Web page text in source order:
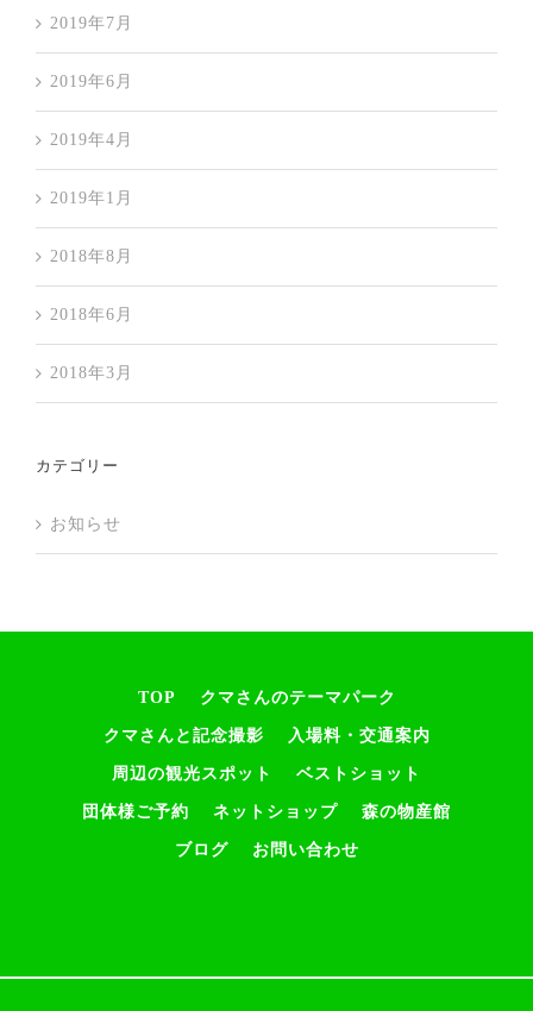
2019年7月
2019年6月
2019年4月
2019年1月
2018年8月
2018年6月
2018年3月
カテゴリー
お知らせ
TOP クマさんのテーマパーク
クマさんと記念撮影 入場料・交通案内
周辺の観光スポット ベストショット
団体様ご予約 ネットショップ 森の物産館
ブログ お問い合わせ